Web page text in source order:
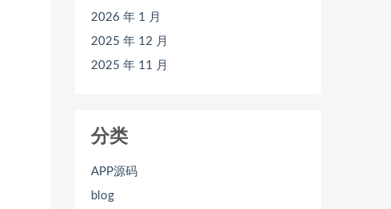
2026 年 1 月
2025 年 12 月
2025 年 11 月
分类
APP源码
blog